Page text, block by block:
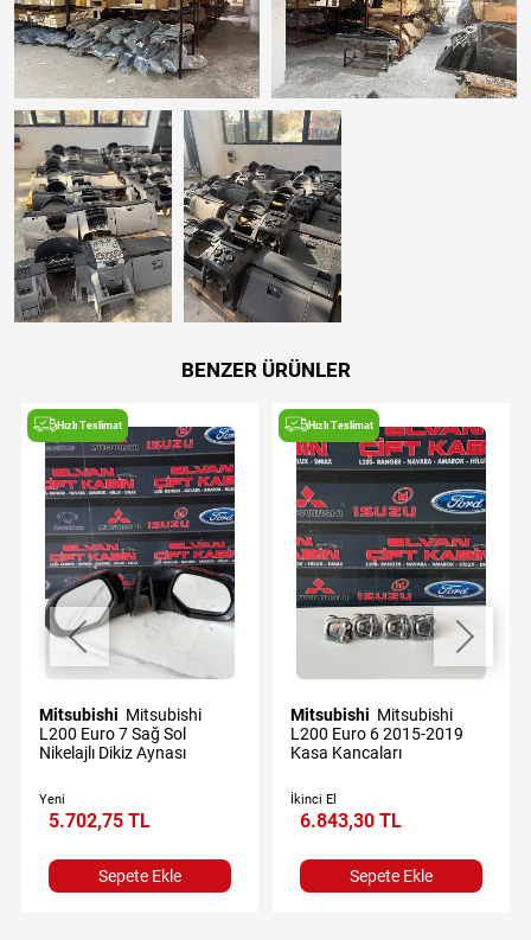
BENZER ÜRÜNLER
Hızlı Teslimat
Mitsubishi
L200 Euro 7 Sağ Sol
Nikelajlı Dikiz Aynası
Yeni
5.702,75 TL
Sepete Ekle
Hızlı Teslimat
Mitsubishi
L200 Euro 6 2015-2019
Kasa Kancaları
İkinci El
6.843,30 TL
Sepete Ekle